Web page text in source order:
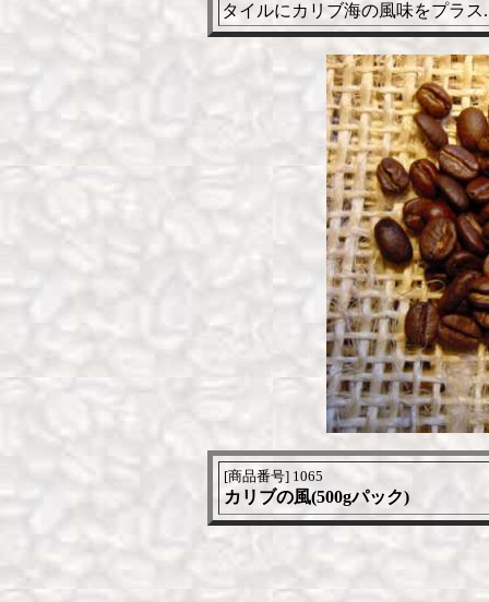
タイルにカリブ海の風味をプラス
[商品番号] 1065
カリブの風(500gパック)